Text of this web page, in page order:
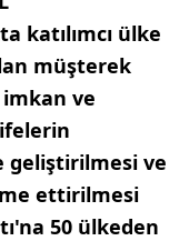
katılımcı ülke
müşterek
ve
geliştirilmesi ve
ettirilmesi
50 ülkeden